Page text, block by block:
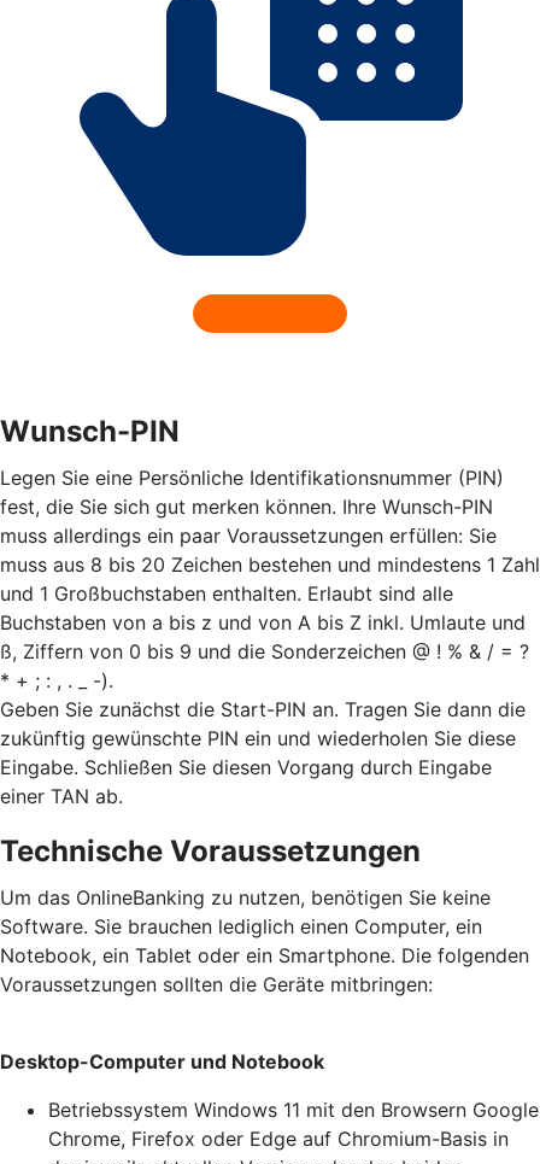
Wunsch-PIN
Legen Sie eine Persönliche Identifikationsnummer (PIN)
fest, die Sie sich gut merken können. Ihre Wunsch-PIN
muss allerdings ein paar Voraussetzungen erfüllen: Sie
muss aus 8 bis 20 Zeichen bestehen und mindestens 1 Zahl
und 1 Großbuchstaben enthalten. Erlaubt sind alle
Buchstaben von a bis z und von A bis Z inkl. Umlaute und
ß, Ziffern von 0 bis 9 und die Sonderzeichen @ ! % & / = ?
* + ; : , . _ -).
Geben Sie zunächst die Start-PIN an. Tragen Sie dann die
zukünftig gewünschte PIN ein und wiederholen Sie diese
Eingabe. Schließen Sie diesen Vorgang durch Eingabe
einer TAN ab.
Technische Voraussetzungen
Um das OnlineBanking zu nutzen, benötigen Sie keine
Software. Sie brauchen lediglich einen Computer, ein
Notebook, ein Tablet oder ein Smartphone. Die folgenden
Voraussetzungen sollten die Geräte mitbringen:
Desktop-Computer und Notebook
Betriebssystem Windows 11 mit den Browsern Google
Chrome, Firefox oder Edge auf Chromium-Basis in